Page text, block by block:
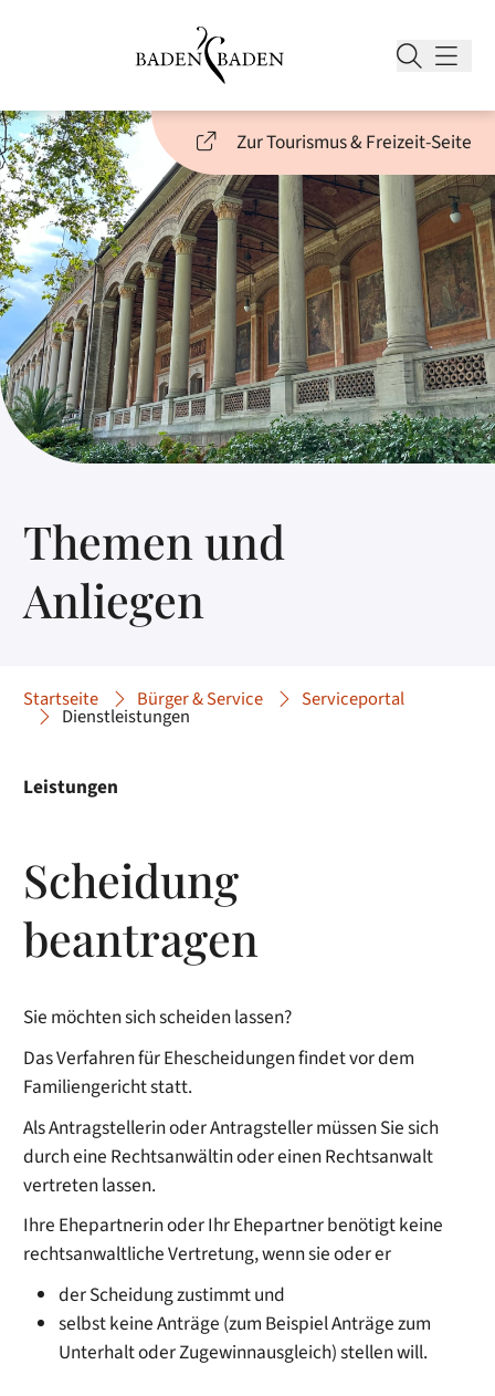
Zur Tourismus & Freizeit-Seite
Themen und
Anliegen
Startseite Bürger & Service Serviceportal
Dienstleistungen
Leistungen
Scheidung
beantragen
Sie möchten sich scheiden lassen?
Das Verfahren für Ehescheidungen findet vor dem
Familiengericht statt.
Als Antragstellerin oder Antragsteller müssen Sie sich
durch eine Rechtsanwältin oder einen Rechtsanwalt
vertreten lassen.
Ihre Ehepartnerin oder Ihr Ehepartner benötigt keine
rechtsanwaltliche Vertretung, wenn sie oder er
der Scheidung zustimmt und
selbst keine Anträge (zum Beispiel Anträge zum
Unterhalt oder Zugewinnausgleich)stellen will.